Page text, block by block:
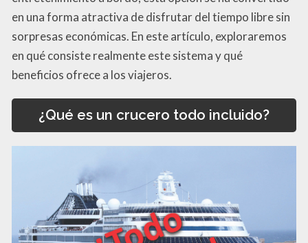
en una forma atractiva de disfrutar del tiempo libre sin
sorpresas económicas. En este artículo, exploraremos
en qué consiste realmente este sistema y qué
beneficios ofrece a los viajeros.
¿Qué es un crucero todo incluido?